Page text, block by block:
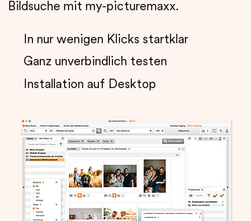
Bildsuche mit my-picturemaxx.
In nur wenigen Klicks startklar
Ganz unverbindlich testen
Installation auf Desktop